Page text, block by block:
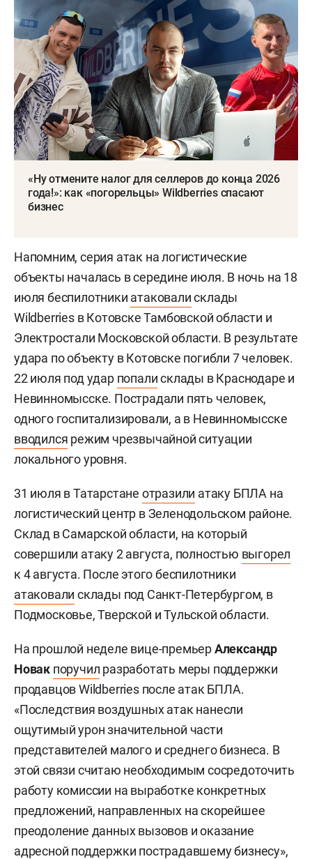
«Ну отмените налог для селлеров до конца 2026
года!»: как «погорельцы» Wildberries спасают
бизнес
Напомним, серия атак на логистические
объекты началась в середине июля. В ночь на 18
июля беспилотники атаковалисклады
Wildberries в Котовске Тамбовской области и
Электростали Московской области. В результате
удара по объекту в Котовске погибли 7 человек.
22 июля под удар попалисклады в Краснодаре и
Невинномысске. Пострадали пять человек,
одного госпитализировали, а в Невинномысске
вводился режим чрезвычайной ситуации
локального уровня.
31 июля в Татарстане отразили атаку БПЛА на
логистический центр в Зеленодольском районе.
Склад в Самарской области, на который
совершили атаку 2 августа, полностью выгорел
к 4 августа. После этого беспилотники
атаковали склады под Санкт-Петербургом, в
Подмосковье, Тверской и Тульской области.
На прошлой неделе вице-премьерАлександр
Новак поручил разработать меры поддержки
продавцов Wildberries после атак БПЛА.
«Последствия воздушных атак нанесли
ощутимый урон значительной части
представителей малого и среднего бизнеса. В
этой связи считаю необходимым сосредоточить
работу комиссии на выработке конкретных
предложений, направленных на скорейшее
преодоление данных вызовов и оказание
адресной поддержки пострадавшему бизнесу»,